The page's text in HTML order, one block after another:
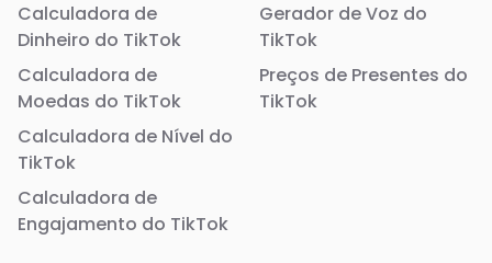
Calculadora de
Dinheiro do TikTok
Calculadora de
Moedas do TikTok
Calculadora de Nível do
TikTok
Calculadora de
Engajamento do TikTok
Gerador de Voz do
TikTok
Preços de Presentes do
TikTok